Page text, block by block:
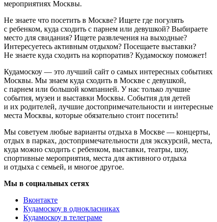
мероприятиях Москвы.
Не знаете что посетить в Москве? Ищете где погулять
с ребенком, куда сходить с парнем или девушкой? Выбираете
место для свидания? Ищете развлечения на выходные?
Интересуетесь активным отдыхом? Посещаете выставки?
Не знаете куда сходить на корпоратив? Кудамоскоу поможет!
Кудамоскоу — это лучший сайт о самых интересных событиях
Москвы. Мы знаем куда сходить в Москве с девушкой,
с парнем или большой компанией. У нас только лучшие
события, музеи и выставки Москвы. События для детей
и их родителей, лучшие достопримечательности и интересные
места Москвы, которые обязательно стоит посетить!
Мы советуем любые варианты отдыха в Москве — концерты,
отдых в парках, достопримечательности для экскурсий, места,
куда можно сходить с ребенком, выставки, театры, шоу,
спортивные мероприятия, места для активного отдыха
и отдыха с семьей, и многое другое.
Мы в социальных сетях
Вконтакте
Кудамоскоу в однокласниках
Кудамоскоу в телеграме